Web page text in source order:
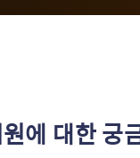
에 대한 궁